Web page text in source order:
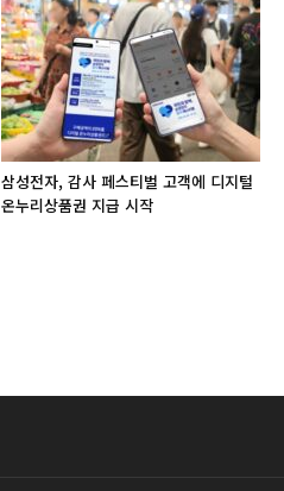
삼성전자, 감사 페스티벌 고객에 디지털
온누리상품권 지급 시작